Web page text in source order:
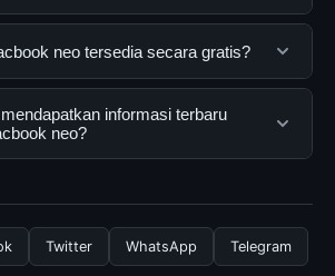
adalah layanan digital yang
dan terpercaya. Anda dapat
dengan mengunjungi situs resmi dan
yang tersedia.
neo tersedia secara gratis?
neo dapat diakses secara gratis
Tidak ada biaya tersembunyi
diperlukan untuk menggunakan
informasi terbaru
neo?
Kami selalu memperbarui konten
terkini dan terpercaya.
Twitter WhatsApp Telegram